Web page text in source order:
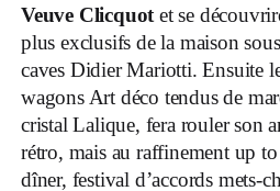
Veuve Clicquot et se
plus exclusifs de la maison
caves Didier Mariotti. Ensuite
wagons Art déco tendus de
cristal Lalique, fera rouler son
rétro, mais au raffinement up to
dîner, festival d’accords mets-